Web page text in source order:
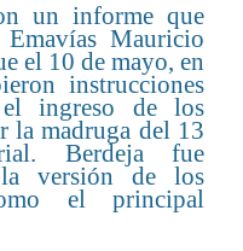
un informe que
Mauricio
el 10 de mayo, en
instrucciones
ingreso de los
la madruga del 13
Berdeja fue
versión de los
el principal